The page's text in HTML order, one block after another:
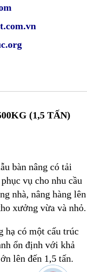
(1,5 TẤN)
bàn nâng có tải
vụ cho nhu cầu
nhà, nâng hàng lên
xưởng vừa và nhỏ.
hạ có một cấu trúc
ổn định với khả
lên đến 1,5 tấn.